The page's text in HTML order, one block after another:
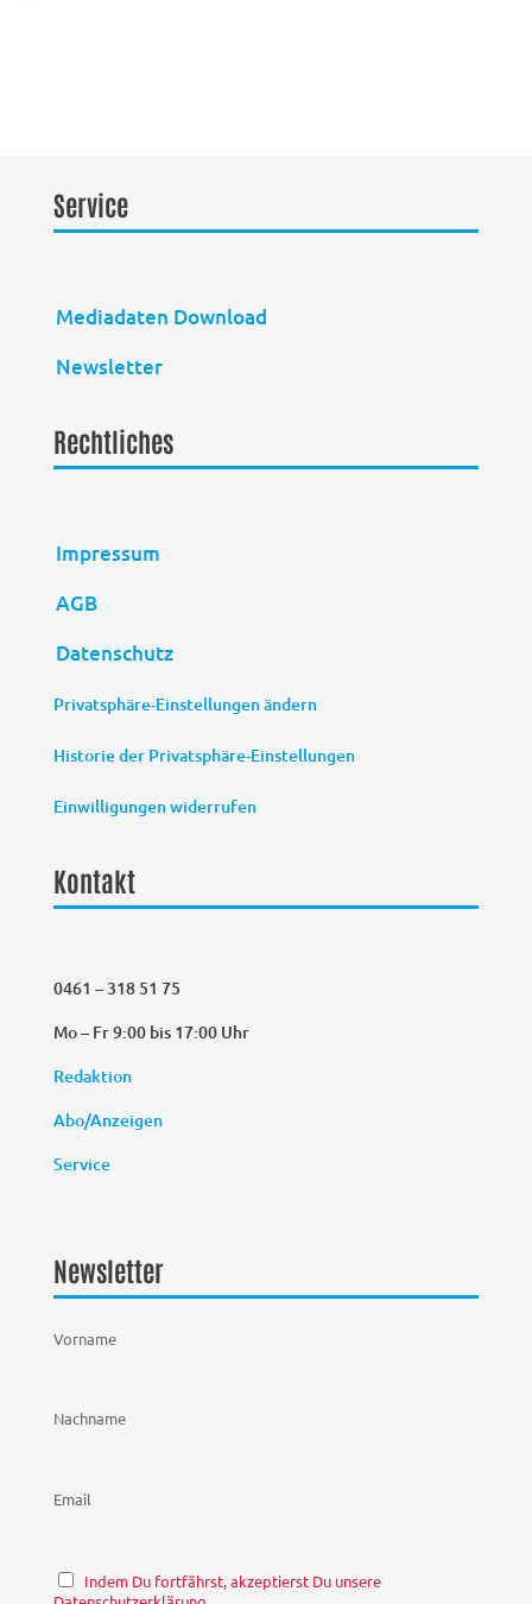
Service
Mediadaten Download
Newsletter
Rechtliches
Impressum
AGB
Datenschutz
Privatsphäre-Einstellungen ändern
Historie der Privatsphäre-Einstellungen
Einwilligungen widerrufen
Kontakt
0461 – 318 51 75
Mo – Fr 9:00 bis 17:00 Uhr
Redaktion
Abo/Anzeigen
Service
Newsletter
Vorname
Nachname
Email
Indem Du fortfährst, akzeptierst Du unsere